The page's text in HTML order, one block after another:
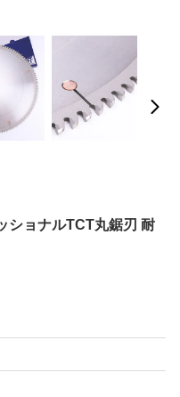
ショナルTCT丸鋸刃 耐